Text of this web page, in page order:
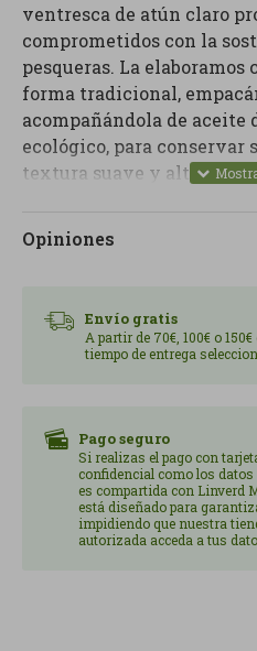
Envío gratis
A partir de 70€, 100€ o
tiempo de entrega
Pago seguro
Si realizas el pago con
confidencial como los
es compartida con Linverd
está diseñado para
impidiendo que nuestra
autorizada acceda a tus
ventresca de atún claro
comprometidos con la
pesqueras. La elaboramos
forma tradicional,
acompañándola de
ecológico, para conservar
textura suave y alto valor
100g de peso neto por
cuales azúcares: 0,0g Sal:
µg (40% VRN) Vitamina D:
ecológica. 8411555050730
Opiniones